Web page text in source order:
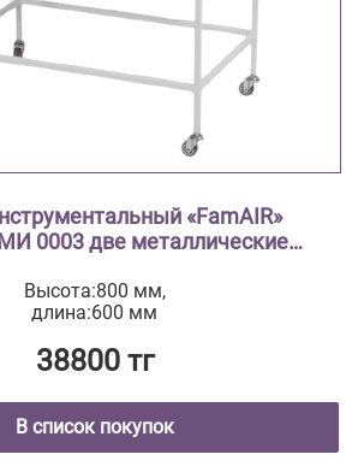
«FamAIR»
0003 две металлические
Высота:800 мм,
длина:600 мм
38800 тг
В список покупок